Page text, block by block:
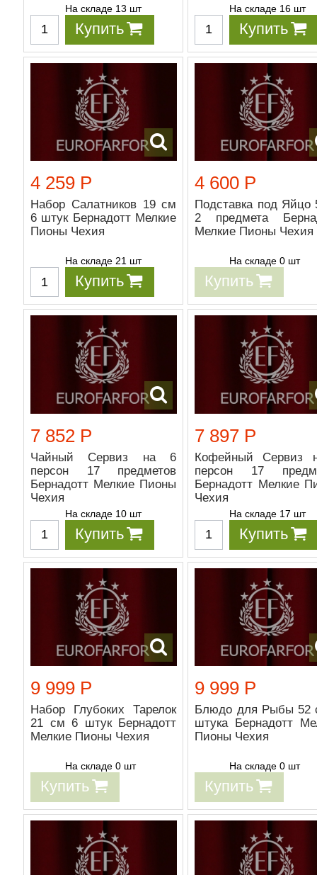
На складе 13 шт
Купить
На складе 16 шт
Купить
4 259 Р
Набор Салатников 19 см
6 штук Бернадотт Мелкие
Пионы Чехия
На складе 21 шт
Купить
4 600 Р
Подставка под Яйцо
2 предмета
Мелкие Пионы Чехия
На складе 0 шт
Купить
7 852 Р
Чайный Сервиз на 6
персон 17 предметов
Бернадотт Мелкие Пионы
Чехия
На складе 10 шт
Купить
7 897 Р
Кофейный Сервиз
персон 17
Бернадотт Мелкие
Чехия
На складе 17 шт
Купить
9 999 Р
Набор Глубоких Тарелок
21 см 6 штук Бернадотт
Мелкие Пионы Чехия
На складе 0 шт
Купить
9 999 Р
Блюдо для Рыбы 52
штука Бернадотт
Пионы Чехия
На складе 0 шт
Купить